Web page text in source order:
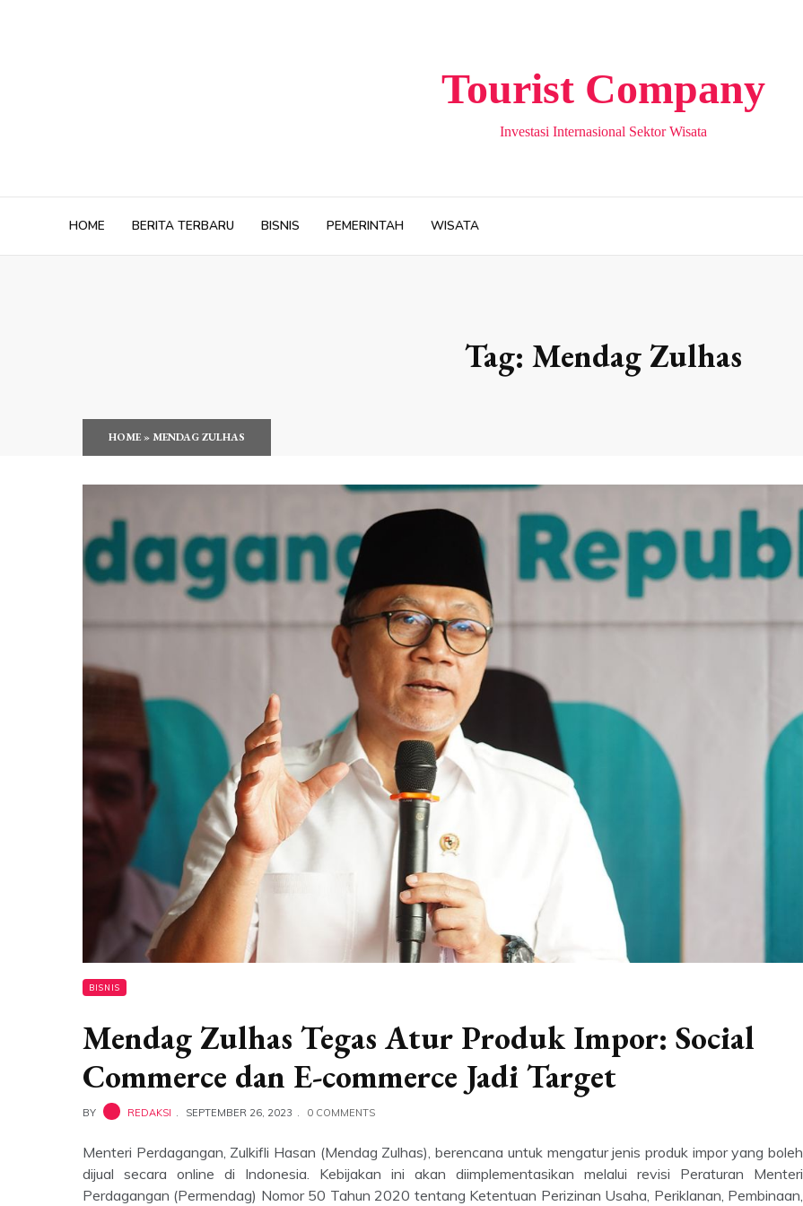
Tourist Company
Investasi Internasional Sektor Wisata
HOME BERITA TERBARU BISNIS PEMERINTAH WISATA
Tag: Mendag Zulhas
HOME» MENDAG ZULHAS
BISNIS
Mendag Zulhas Tegas Atur Produk Impor: Social
Commerce dan E-commerce Jadi Target
BY REDAKSI SEPTEMBER 26, 2023 0 COMMENTS
Menteri Perdagangan, Zulkifli Hasan (Mendag Zulhas), berencana untuk mengatur jenis produk impor yang boleh
dijual secara online di Indonesia. Kebijakan ini akan diimplementasikan melalui revisi Peraturan Menteri
Perdagangan (Permendag) Nomor 50 Tahun 2020 tentang Ketentuan Perizinan Usaha, Periklanan, Pembinaan,